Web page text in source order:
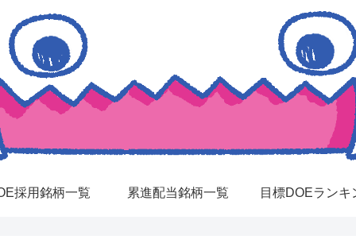
採用銘柄一覧 累進配当銘柄一覧 目標DOEランキ